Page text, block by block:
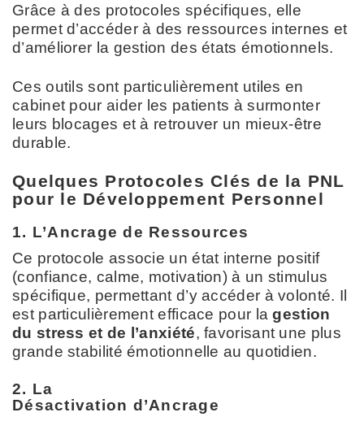
Grâce à des protocoles spécifiques, elle
permet d’accéder à des ressources internes et
d’améliorer la gestion des états émotionnels.
Ces outils sont particulièrement utiles en
cabinet pour aider les patients à surmonter
leurs blocages et à retrouver un mieux-être
durable.
Quelques Protocoles Clés de la PNL
pour le Développement Personnel
1. L’Ancrage de Ressources
Ce protocole associe un état interne positif
(confiance, calme, motivation) à un stimulus
spécifique, permettant d’y accéder à volonté. Il
est particulièrement efficace pour lagestion
du stress et de l’anxiété, favorisant une plus
grande stabilité émotionnelle au quotidien.
2. La
Désactivation d’Ancrage